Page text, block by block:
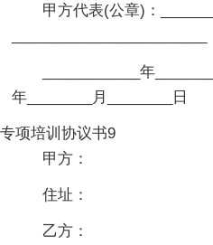
甲方代表(公章)：
____________年
年________月________日
专项培训协议书9
甲方：
住址：
乙方：